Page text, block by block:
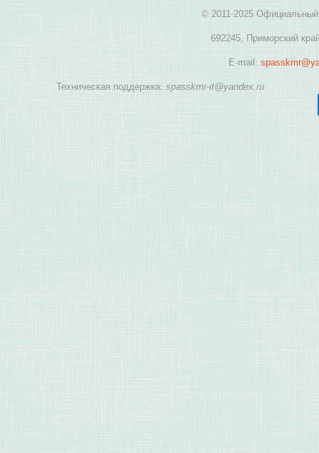
© 2011-2025 Официальный
692245, Приморский
E-mail:
Техническая поддержка: spasskmr-it@yandex.ru